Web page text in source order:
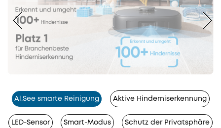
Al.See smarte Reinigung Aktive Hinderniserkennung
LED-Sensor Smart-Modus Schutz der Privatsphäre